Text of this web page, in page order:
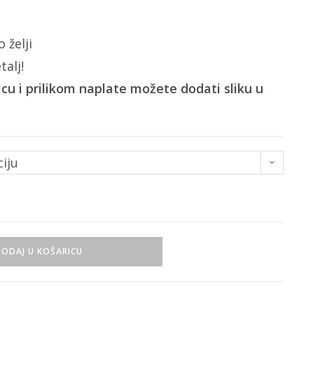
želji
i prilikom naplate možete dodati sliku u
U KOŠARICU